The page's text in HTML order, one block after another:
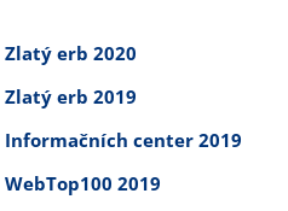
Zlatý erb 2020
Zlatý erb 2019
Informačních center 2019
WebTop100 2019